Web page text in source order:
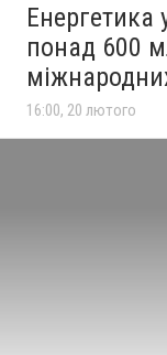
Енергетика
понад 600
16:00, 20 лютого